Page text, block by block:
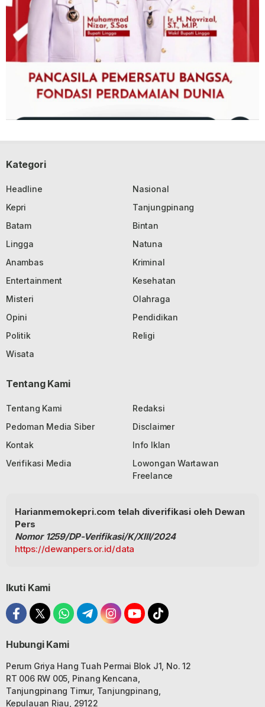
Kategori
Headline
Nasional
Kepri
Tanjungpinang
Batam
Bintan
Lingga
Natuna
Anambas
Kriminal
Entertainment
Kesehatan
Misteri
Olahraga
Opini
Pendidikan
Politik
Religi
Wisata
Tentang Kami
Tentang Kami
Redaksi
Pedoman Media Siber
Disclaimer
Kontak
Info Iklan
Verifikasi Media
Lowongan Wartawan
Freelance
Harianmemokepri.com telah diverifikasi oleh Dewan
Pers
Nomor 1259/DP-Verifikasi/K/XIII/2024
https://dewanpers.or.id/data
Ikuti Kami
Hubungi Kami
Perum Griya Hang Tuah Permai Blok J1, No. 12
RT 006 RW 005, Pinang Kencana,
Tanjungpinang Timur, Tanjungpinang,
Kepulauan Riau, 29122